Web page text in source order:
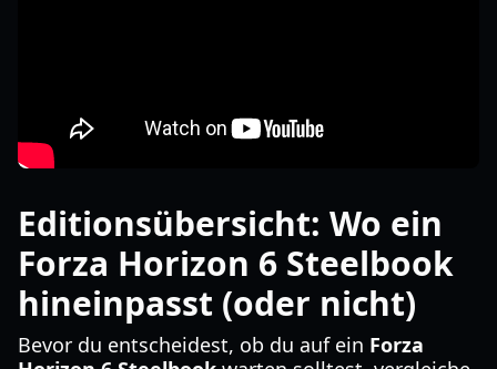
Editionsübersicht: Wo ein
Forza Horizon 6 Steelbook
hineinpasst (oder nicht)
Bevor du entscheidest, ob du auf ein Forza